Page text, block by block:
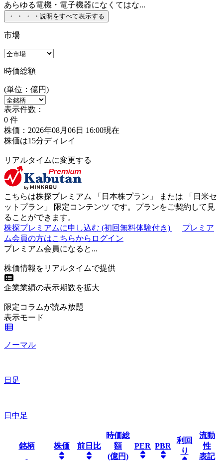
あらゆる電機・電子機器になくてはな...
・ ・ ・ ・ 説明をすべて表示する
市場
時価総額
(単位：億円)
表示件数：
0 件
株価：2026年08月06日 16:00現在
株価は15分ディレイ
リアルタイムに変更する
こちらは株探プレミアム 「 日本株プラン 」 または 「 日米セ
ットプラン 」 限定コンテンツ です。プランをご契約して見
ることができます。
株探プレミアムに申し込む (初回無料体験付き)
プレミア
ム会員の方はこちらからログイン
プレミアム会員になると...
株価情報をリアルタイムで提供
企業業績の表示期数を拡大
限定コラムが読み放題
表示モード
ノーマル
日足
日中足
銘柄 株価 前日比
時価総
額
(億円)
PER PBR
利回
り
流動
性
表記